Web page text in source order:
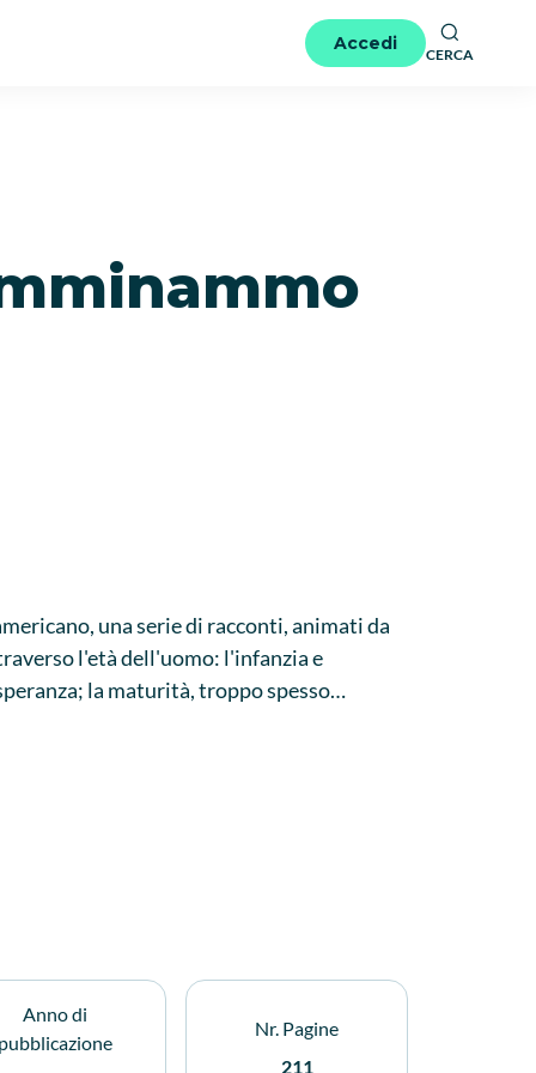
Accedi
CERCA
una serie di racconti, animati da
l'età dell'uomo: l'infanzia e
la maturità, troppo spesso
Anno di
Nr. Pagine
211